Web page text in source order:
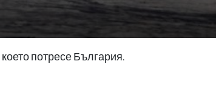
потресе България.